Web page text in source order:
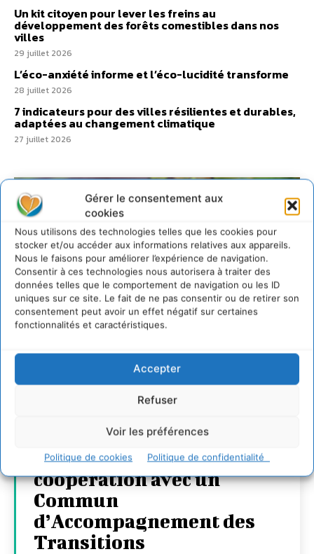
Gérer le consentement aux
cookies
Nous utilisons des technologies telles que les cookies pour
stocker et/ou accéder aux informations relatives aux appareils.
Nous le faisons pour améliorer l’expérience de navigation.
Consentir à ces technologies nous autorisera à traiter des
données telles que le comportement de navigation ou les ID
uniques sur ce site. Le fait de ne pas consentir ou de retirer son
consentement peut avoir un effet négatif sur certaines
fonctionnalités et caractéristiques.
Accepter
Refuser
Voir les préférences
Politique de cookies Politique de confidentialité
Un kit citoyen pour lever les freins au
développement des forêts comestibles dans nos
villes
29 juillet 2026
L’éco-anxiété informe et l’éco-lucidité transforme
28 juillet 2026
7 indicateurs pour des villes résilientes et durables,
adaptées au changement climatique
27 juillet 2026
territoires par le
dialogue et la
coopération avec un
Commun
d’Accompagnement des
Transitions